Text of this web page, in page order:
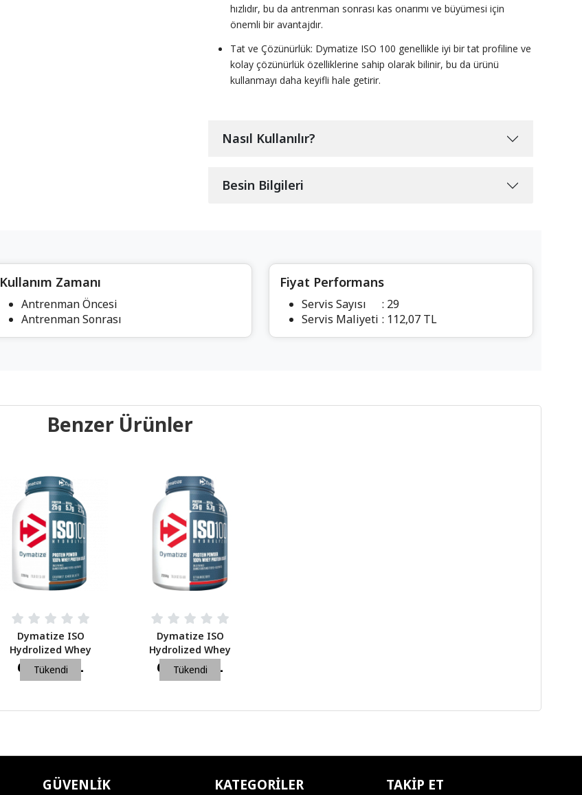
hızlıdır, bu da antrenman sonrası kas onarımı ve büyümesi için
önemli bir avantajdır.
Tat ve Çözünürlük: Dymatize ISO 100 genellikle iyi bir tat profiline ve
kolay çözünürlük özelliklerine sahip olarak bilinir, bu da ürünü
kullanmayı daha keyifli hale getirir.
Nasıl Kullanılır?
Besin Bilgileri
Kullanım Zamanı
Antrenman Öncesi
Antrenman Sonrası
Fiyat Performans
Servis Sayısı
: 29
Servis Maliyeti : 112,07 TL
Benzer Ürünler
Dymatize ISO
Hydrolized Whey
Protein Isolate
Çikolata 2264 Gr
6.450,00 TL
Tükendi
Dymatize ISO
Hydrolized Whey
Protein Isolate Çilek
2264 Gr
6.450,00 TL
Tükendi
GÜVENLIK KATEGORILER TAKIP ET